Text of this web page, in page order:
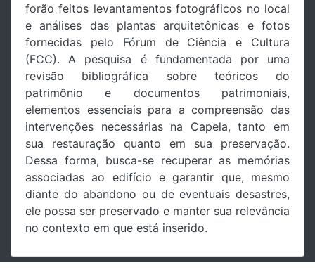
forão feitos levantamentos fotográficos no local
e análises das plantas arquitetônicas e fotos
fornecidas pelo Fórum de Ciência e Cultura
(FCC). A pesquisa é fundamentada por uma
revisão bibliográfica sobre teóricos do
patrimônio e documentos patrimoniais,
elementos essenciais para a compreensão das
intervenções necessárias na Capela, tanto em
sua restauração quanto em sua preservação.
Dessa forma, busca-se recuperar as memórias
associadas ao edifício e garantir que, mesmo
diante do abandono ou de eventuais desastres,
ele possa ser preservado e manter sua relevância
no contexto em que está inserido.